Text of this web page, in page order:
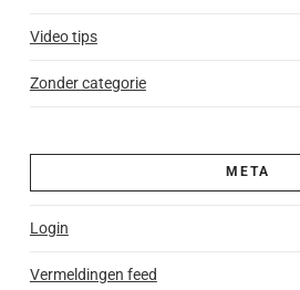
Video tips
Zonder categorie
META
Login
Vermeldingen feed